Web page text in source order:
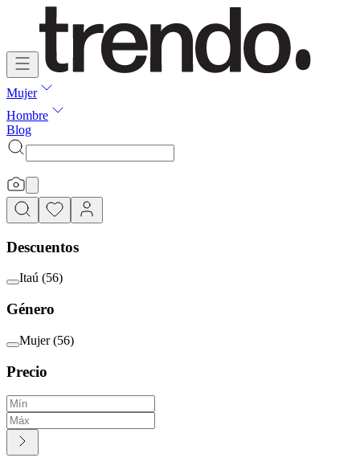
Mujer
Hombre
Blog
Descuentos
Itaú (56)
Género
Mujer (56)
Precio